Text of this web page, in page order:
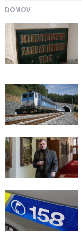
DOMOV